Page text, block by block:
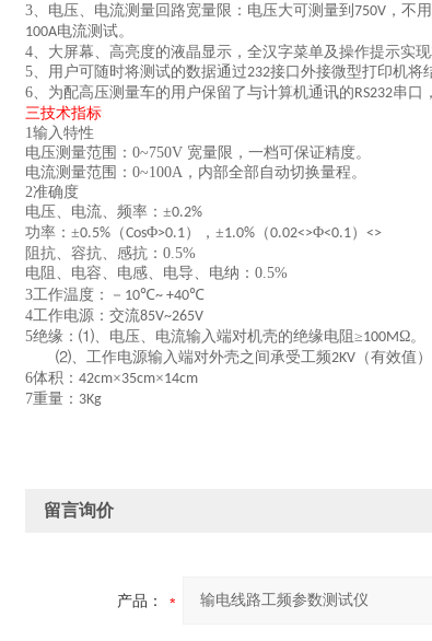
3、电压、电流测量回路宽量限：电压大可测量到 750V ，不
100A电流测试。
4、大屏幕、高亮度的液晶显示，全汉字菜单及操作提示实
5、用户可随时将测试的数据通过232接口外接微型打印机将
6、为配高压测量车的用户保留了与计算机通讯的RS232串口
三技术指标
1输入特性
电压测量范围： 0~750V 宽量限，一档可保证精度。
电流测量范围： 0~100A ，内部全部自动切换量程。
2准确度
电压、电流、频率： ±0.2%
功率： ±0.5% （CosΦ>0.1），±1.0% （0.02<>Φ<0.1） <>
阻抗、容抗、感抗： 0.5%
电阻、电容、电感、电导、电纳： 0.5%
3工作温度：－ 10℃~ +40℃
4工作电源：交流85V~265V
5绝缘：⑴、电压、电流输入端对机壳的绝缘电阻≥100MΩ。
⑵、工作电源输入端对外壳之间承受工频2KV （有效值
6体积： 42cm×35cm×14cm
7重量： 3Kg
留言询价
产品：